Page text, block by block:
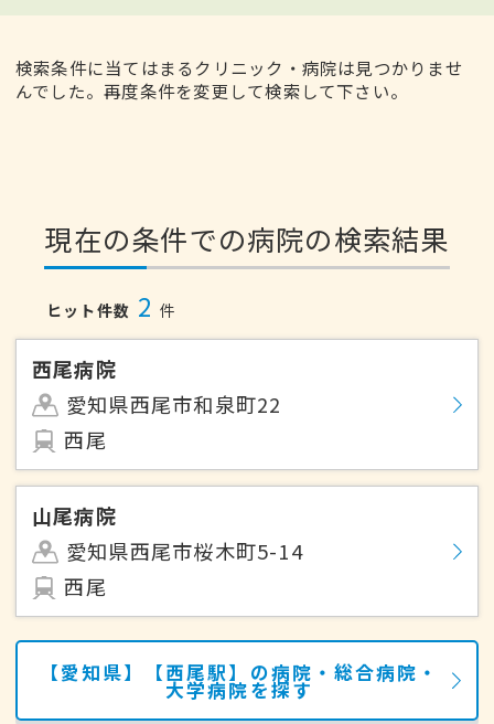
検索条件に当てはまるクリニック・病院は見つかりませ
んでした。再度条件を変更して検索して下さい。
現在の条件での病院の検索結果
ヒット件数 2 件
西尾病院
愛知県西尾市和泉町22
西尾
山尾病院
愛知県西尾市桜木町5-14
西尾
【愛知県】【西尾駅】の病院・総合病院・
大学病院を探す